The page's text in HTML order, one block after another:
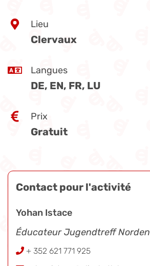
Lieu
Clervaux
Langues
DE, EN, FR, LU
Prix
Gratuit
Contact pour l'activité
Yohan Istace
Éducateur Jugendtreff Norden
+ 352 621 771 925